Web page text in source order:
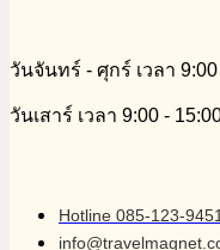
วันจันทร์ - ศุกร์ เวลา
วันเสาร์ เวลา 9:00 -
Hotline 085-123-